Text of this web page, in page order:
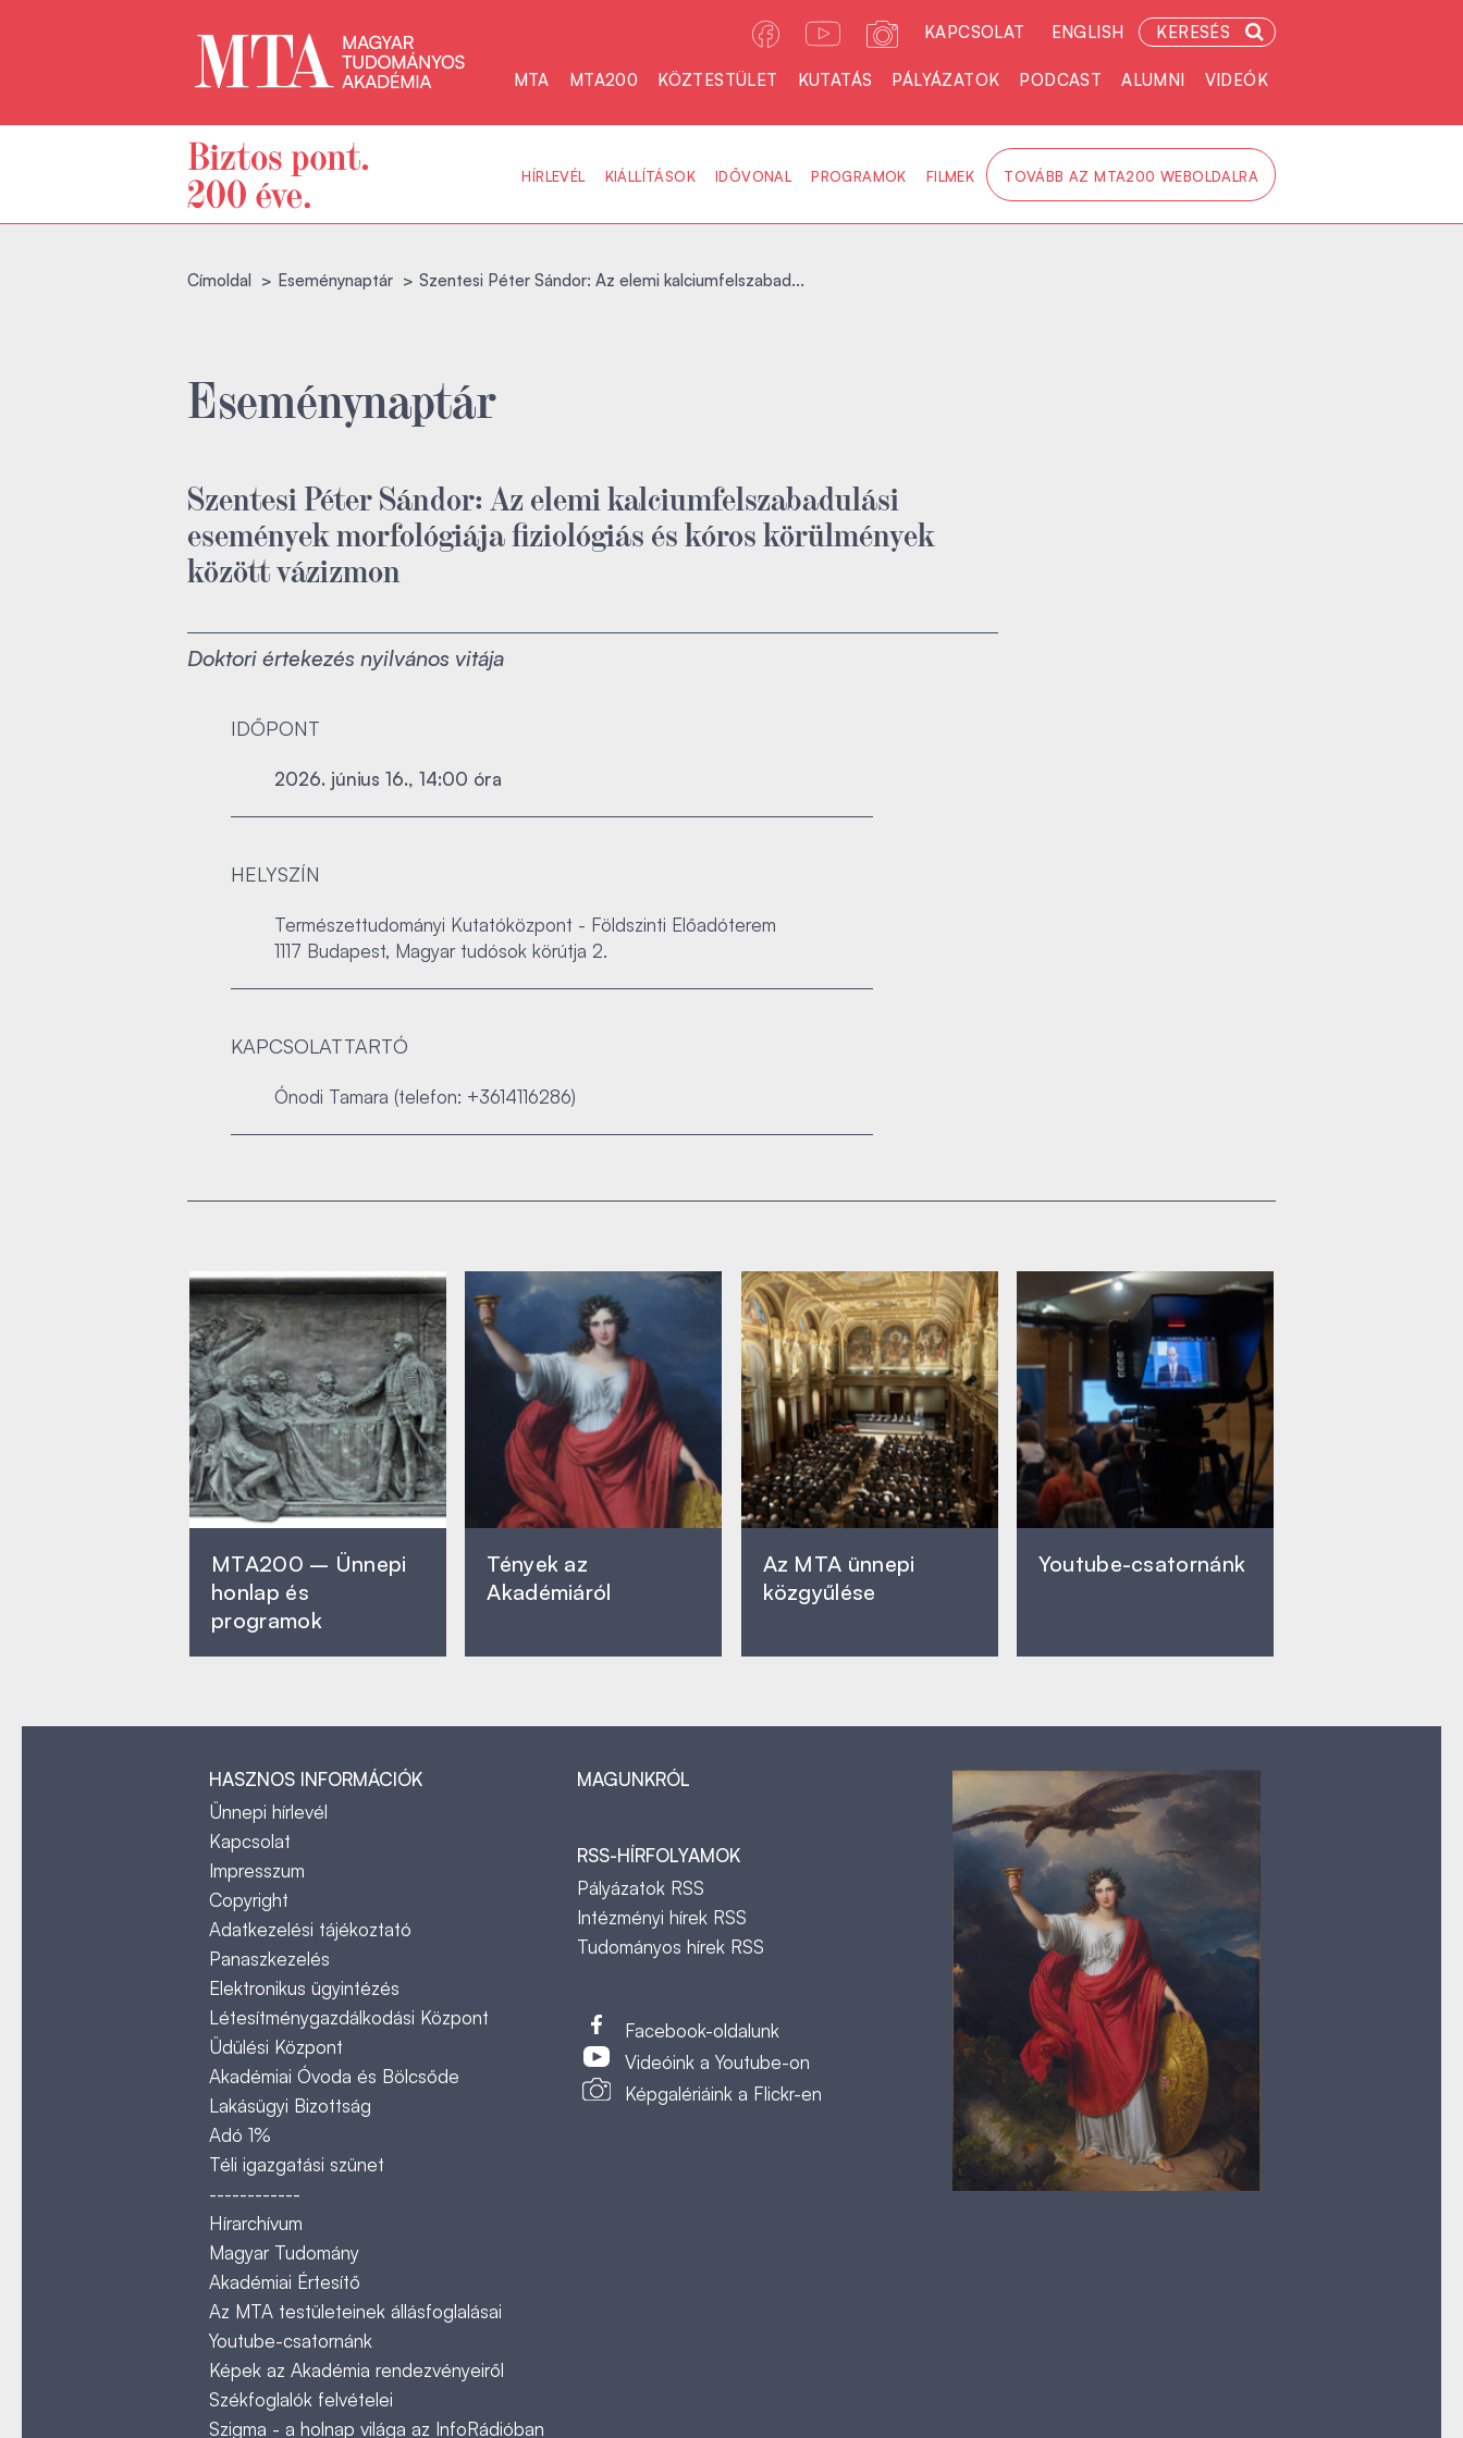
KAPCSOLAT ENGLISH KERESÉS
MTA MTA200 KÖZTESTÜLET KUTATÁS PÁLYÁZATOK PODCAST ALUMNI VIDEÓK
HÍRLEVÉL KIÁLLÍTÁSOK IDŐVONAL PROGRAMOK FILMEK TOVÁBB AZ MTA200 WEBOLDALRA
Címoldal Eseménynaptár Szentesi Péter Sándor: Az elemi kalciumfelszabad...
Eseménynaptár
Szentesi Péter Sándor: Az elemi kalciumfelszabadulási
események morfológiája fiziológiás és kóros körülmények
között vázizmon
Doktori értekezés nyilvános vitája
IDŐPONT
2026. június 16., 14:00 óra
HELYSZÍN
Természettudományi Kutatóközpont - Földszinti Előadóterem
1117 Budapest, Magyar tudósok körútja 2.
KAPCSOLATTARTÓ
Ónodi Tamara (telefon: +3614116286)
MTA200 – Ünnepi
honlap és
programok
Tények az
Akadémiáról
Az MTA ünnepi
közgyűlése
Youtube-csatornánk
HASZNOS INFORMÁCIÓK
Ünnepi hírlevél
Kapcsolat
Impresszum
Copyright
Adatkezelési tájékoztató
Panaszkezelés
Elektronikus ügyintézés
Létesítménygazdálkodási Központ
Üdülési Központ
Akadémiai Óvoda és Bölcsőde
Lakásügyi Bizottság
Adó 1%
Téli igazgatási szünet
------------
Hírarchívum
Magyar Tudomány
Akadémiai Értesítő
Az MTA testületeinek állásfoglalásai
Youtube-csatornánk
Képek az Akadémia rendezvényeiről
Székfoglalók felvételei
Szigma - a holnap világa az InfoRádióban
MAGUNKRÓL
RSS-HÍRFOLYAMOK
Pályázatok RSS
Intézményi hírek RSS
Tudományos hírek RSS
Facebook-oldalunk
Videóink a Youtube-on
Képgalériáink a Flickr-en